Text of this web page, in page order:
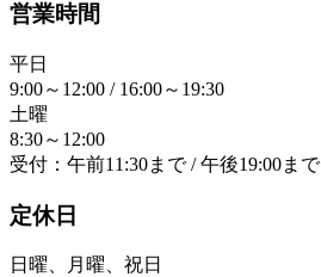
営業時間
平日
9:00～12:00 / 16:00～19:30
土曜
8:30～12:00
受付：午前11:30まで / 午後19:00まで
定休日
日曜、月曜、祝日